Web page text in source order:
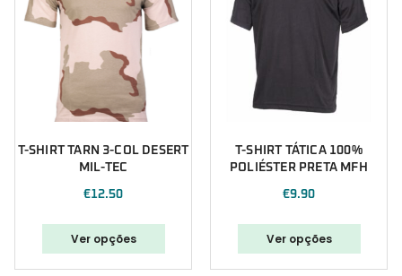
T-SHIRT TARN 3-COL DESERT
MIL-TEC
€12.50
Ver opções
T-SHIRT TÁTICA 100%
POLIÉSTER PRETA MFH
€9.90
Ver opções